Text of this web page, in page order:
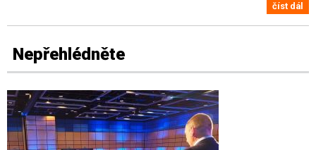
číst dál
Nepřehlédněte